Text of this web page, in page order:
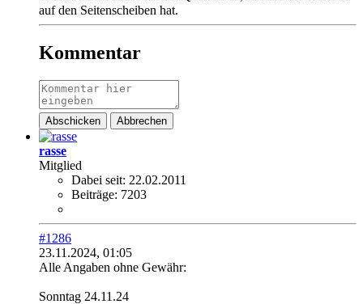
auf den Seitenscheiben hat.
Kommentar
Abschicken Abbrechen
rasse
Mitglied
Dabei seit: 22.02.2011
Beiträge: 7203
#1286
23.11.2024, 01:05
Alle Angaben ohne Gewähr:
Sonntag 24.11.24